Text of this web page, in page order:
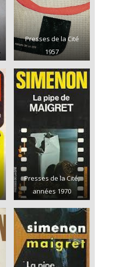
Presses de la Cité
1957
Presses de la Cité,
années 1970